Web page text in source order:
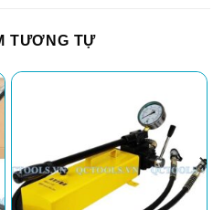
TƯƠNG TỰ